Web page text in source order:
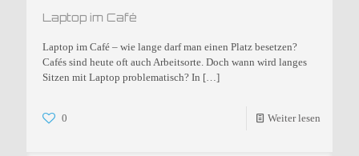
Laptop im Café
Laptop im Café – wie lange darf man einen Platz besetzen?
Cafés sind heute oft auch Arbeitsorte. Doch wann wird langes
Sitzen mit Laptop problematisch? In […]
0 Weiter lesen